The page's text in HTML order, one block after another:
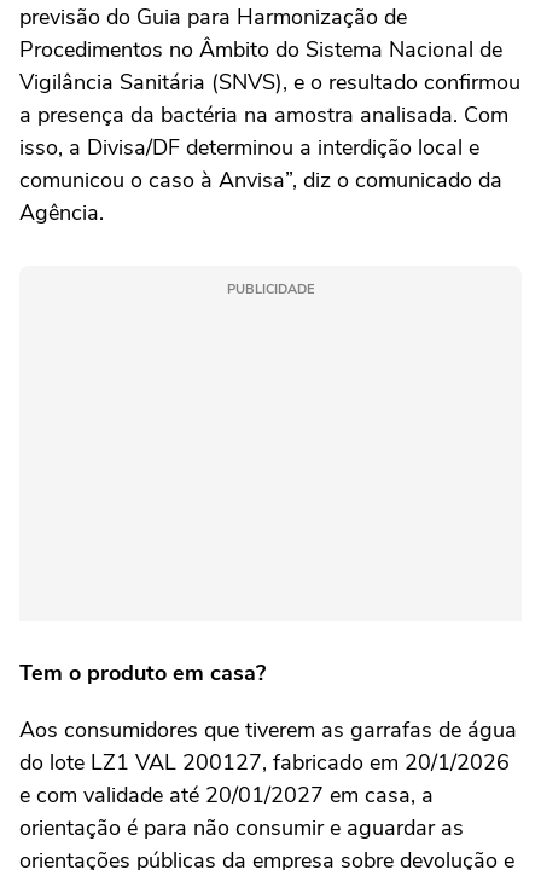
previsão do Guia para Harmonização de
Procedimentos no Âmbito do Sistema Nacional de
Vigilância Sanitária (SNVS), e o resultado confirmou
a presença da bactéria na amostra analisada. Com
isso, a Divisa/DF determinou a interdição local e
comunicou o caso à Anvisa”, diz o comunicado da
Agência.
PUBLICIDADE
Tem o produto em casa?
Aos consumidores que tiverem as garrafas de água
do lote LZ1 VAL 200127, fabricado em 20/1/2026
e com validade até 20/01/2027 em casa, a
orientação é para não consumir e aguardar as
orientações públicas da empresa sobre devolução e